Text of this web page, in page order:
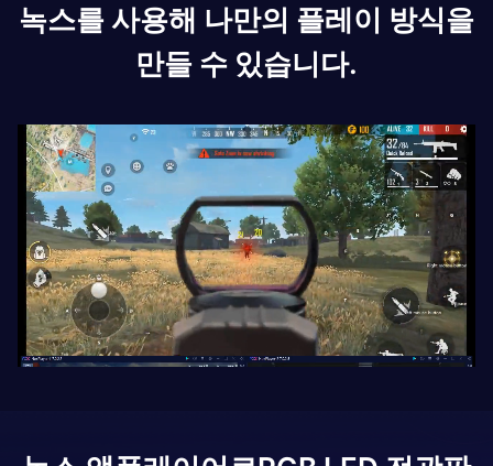
녹스를 사용해 나만의 플레이 방식을
만들 수 있습니다.